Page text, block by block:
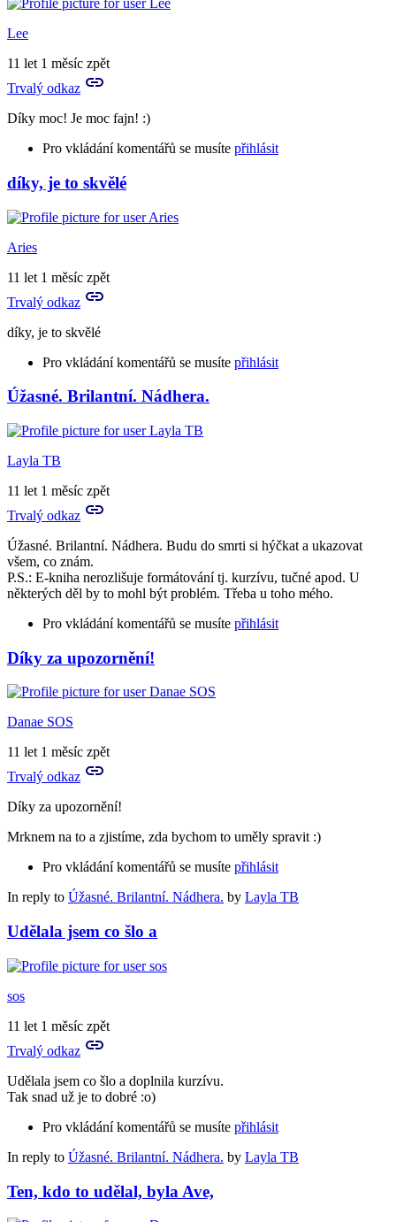
Lee
11 let 1 měsíc zpět
Trvalý odkaz
Díky moc! Je moc fajn! :)
Pro vkládání komentářů se musíte přihlásit
díky, je to skvělé
Aries
11 let 1 měsíc zpět
Trvalý odkaz
díky, je to skvělé
Pro vkládání komentářů se musíte přihlásit
Úžasné. Brilantní. Nádhera.
Layla TB
11 let 1 měsíc zpět
Trvalý odkaz
Úžasné. Brilantní. Nádhera. Budu do smrti si hýčkat a ukazovat
všem, co znám.
P.S.: E-kniha nerozlišuje formátování tj. kurzívu, tučné apod. U
některých děl by to mohl být problém. Třeba u toho mého.
Pro vkládání komentářů se musíte přihlásit
Díky za upozornění!
Danae SOS
11 let 1 měsíc zpět
Trvalý odkaz
Díky za upozornění!
Mrknem na to a zjistíme, zda bychom to uměly spravit :)
Pro vkládání komentářů se musíte přihlásit
In reply to Úžasné. Brilantní. Nádhera. by Layla TB
Udělala jsem co šlo a
sos
11 let 1 měsíc zpět
Trvalý odkaz
Udělala jsem co šlo a doplnila kurzívu.
Tak snad už je to dobré :o)
Pro vkládání komentářů se musíte přihlásit
In reply to Úžasné. Brilantní. Nádhera. by Layla TB
Ten, kdo to udělal, byla Ave,